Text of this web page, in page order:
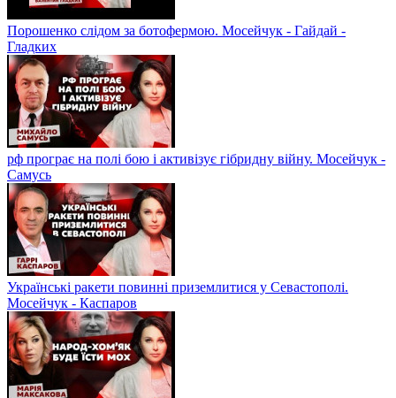
Порошенко слідом за ботофермою. Мосейчук - Гайдай -
Гладких
рф програє на полі бою і активізує гібридну війну. Мосейчук -
Самусь
Українські ракети повинні приземлитися у Севастополі.
Мосейчук - Каспаров